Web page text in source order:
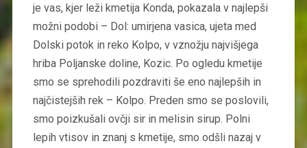
je vas, kjer leži kmetija Konda, pokazala v najlepši
možni podobi – Dol: umirjena vasica, ujeta med
Dolski potok in reko Kolpo, v vznožju najvišjega
hriba Poljanske doline, Kozic. Po ogledu kmetije
smo se sprehodili pozdraviti še eno najlepših in
najčistejših rek – Kolpo. Preden smo se poslovili,
smo poizkušali ovčji sir in melisin sirup. Polni
lepih vtisov in znanj s kmetije, smo odšli nazaj v